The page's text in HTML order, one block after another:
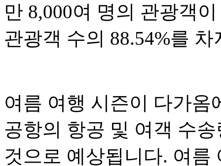
만 8,000여 명의 관광객
관광객 수의 88.54%를
여름 여행 시즌이 다가옴
공항의 항공 및 여객 수
것으로 예상됩니다. 여름